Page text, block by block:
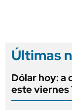
40 segundos
Últimas
Dólar hoy: a
este viernes